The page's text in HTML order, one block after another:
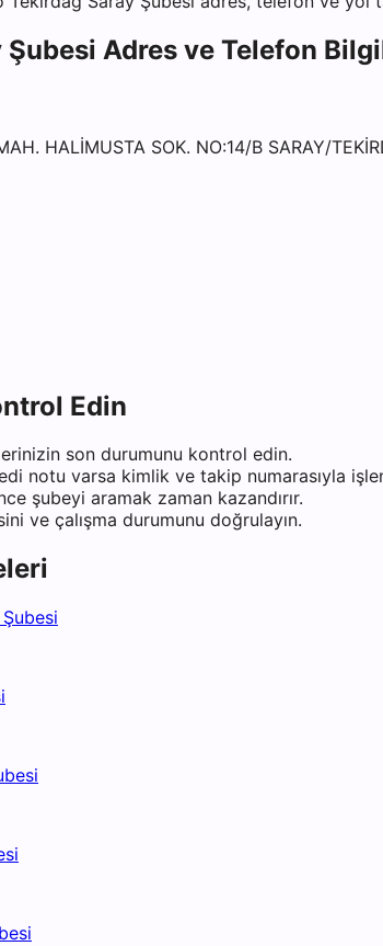
Şubesi Adres ve Telefon
HALİMUSTA SOK. NO:14/B SARAY/
Edin
son durumunu kontrol edin.
notu varsa kimlik ve takip numarasıyla
şubeyi aramak zaman kazandırır.
ve çalışma durumunu doğrulayın.